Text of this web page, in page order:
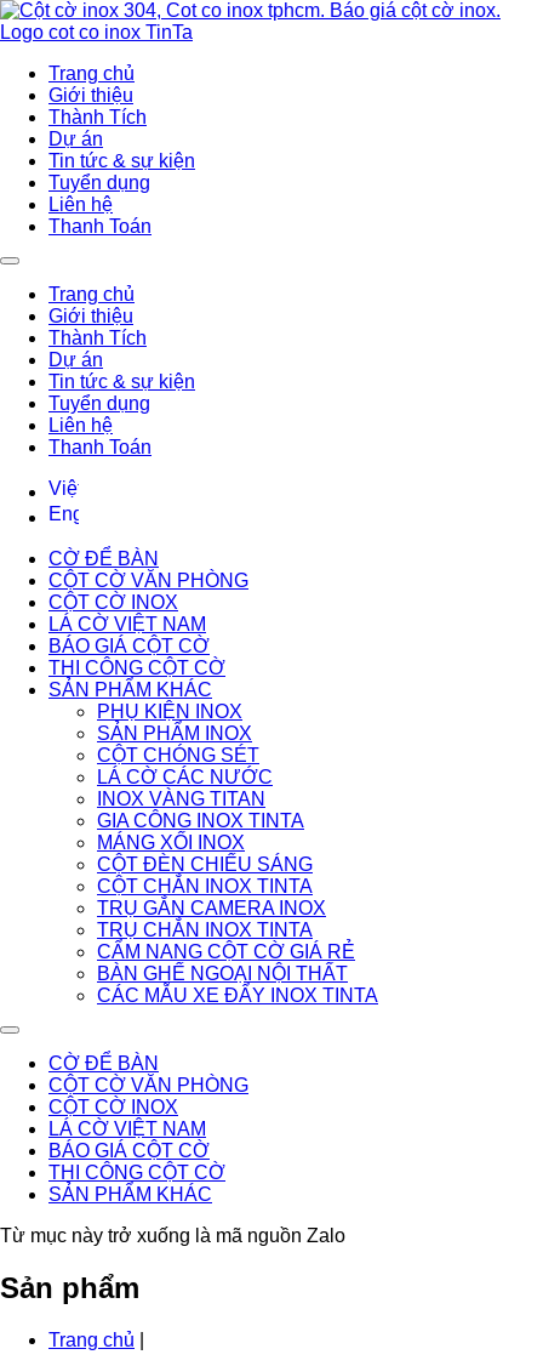
Trang chủ
Giới thiệu
Thành Tích
Dự án
Tin tức & sự kiện
Tuyển dụng
Liên hệ
Thanh Toán
Trang chủ
Giới thiệu
Thành Tích
Dự án
Tin tức & sự kiện
Tuyển dụng
Liên hệ
Thanh Toán
CỜ ĐỂ BÀN
CỘT CỜ VĂN PHÒNG
CỘT CỜ INOX
LÁ CỜ VIỆT NAM
BÁO GIÁ CỘT CỜ
THI CÔNG CỘT CỜ
SẢN PHẨM KHÁC
PHỤ KIỆN INOX
SẢN PHẨM INOX
CỘT CHÓNG SÉT
LÁ CỜ CÁC NƯỚC
INOX VÀNG TITAN
GIA CÔNG INOX TINTA
MÁNG XỐI INOX
CỘT ĐÈN CHIẾU SÁNG
CỘT CHẮN INOX TINTA
TRỤ GẮN CAMERA INOX
TRỤ CHẮN INOX TINTA
CẨM NANG CỘT CỜ GIÁ RẺ
BÀN GHẾ NGOẠI NỘI THẤT
CÁC MẪU XE ĐẨY INOX TINTA
CỜ ĐỂ BÀN
CỘT CỜ VĂN PHÒNG
CỘT CỜ INOX
LÁ CỜ VIỆT NAM
BÁO GIÁ CỘT CỜ
THI CÔNG CỘT CỜ
SẢN PHẨM KHÁC
Từ mục này trở xuống là mã nguồn Zalo
Sản phẩm
Trang chủ